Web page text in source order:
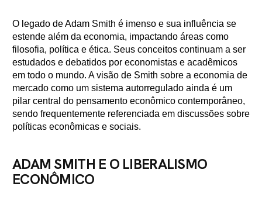
O legado de Adam Smith é imenso e sua influência se
estende além da economia, impactando áreas como
filosofia, política e ética. Seus conceitos continuam a ser
estudados e debatidos por economistas e acadêmicos
em todo o mundo. A visão de Smith sobre a economia de
mercado como um sistema autorregulado ainda é um
pilar central do pensamento econômico contemporâneo,
sendo frequentemente referenciada em discussões sobre
políticas econômicas e sociais.
ADAM SMITH E O LIBERALISMO
ECONÔMICO